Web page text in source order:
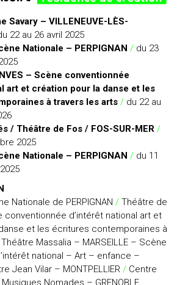
Savary – VILLENEUVE-LÈS-
22 au 26 avril 2025
Nationale – PERPIGNAN / du 23
– Scène conventionnée
art et création pour la danse et les
à travers les arts / du 22 au
/ Théâtre de Fos / FOS-SUR-MER /
2025
Nationale – PERPIGNAN / du 11
Nationale de PERPIGNAN/ Théâtre de
conventionnée d’intérêt national art et
et les écritures contemporaines à
Théâtre Massalia – MARSEILLE – Scène
national – Art – enfance –
Jean Vilar – MONTPELLIER/ Centre
Nomades – GRENOBLE